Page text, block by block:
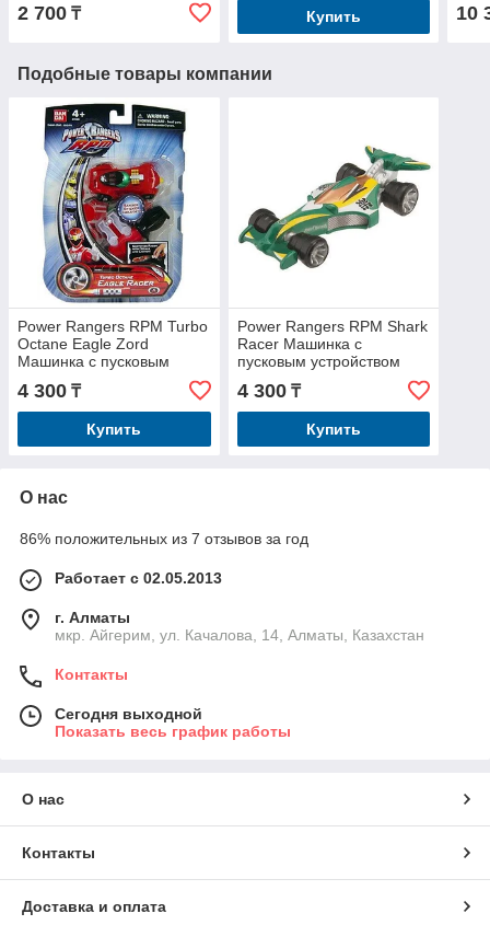
2 700 ₸ Купить 10
Подобные товары компании
Power Rangers RPM Turbo
Octane Eagle Zord
Машинка с пусковым
устройством
4 300 ₸
Купить
Power Rangers RPM Shark
Racer Машинка с
пусковым устройством
4 300₸
Купить
О нас
86% положительных из 7 отзывов за год
Работает с 02.05.2013
г. Алматы
мкр. Айгерим, ул. Качалова, 14, Алматы, Казахстан
Контакты
Сегодня выходной
Показать весь график работы
О нас
Контакты
Доставка и оплата